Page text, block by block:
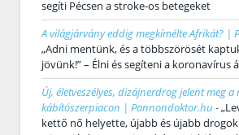
segíti Pécsen a stroke-os betegeket
A világjárvány eddig megkímélte Afrikát? |
„Adni mentünk, és a többszörösét
jövünk!” – Élni és segíteni a koronavírus
Új, életveszélyes, dizájnerdrog jelent meg a
kábítószerpiacon | Pannondoktor.hu -
kettő nő helyette, újabb és újabb